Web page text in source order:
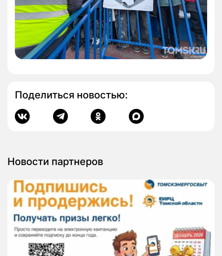
Поделиться новостью:
Новости партнеров